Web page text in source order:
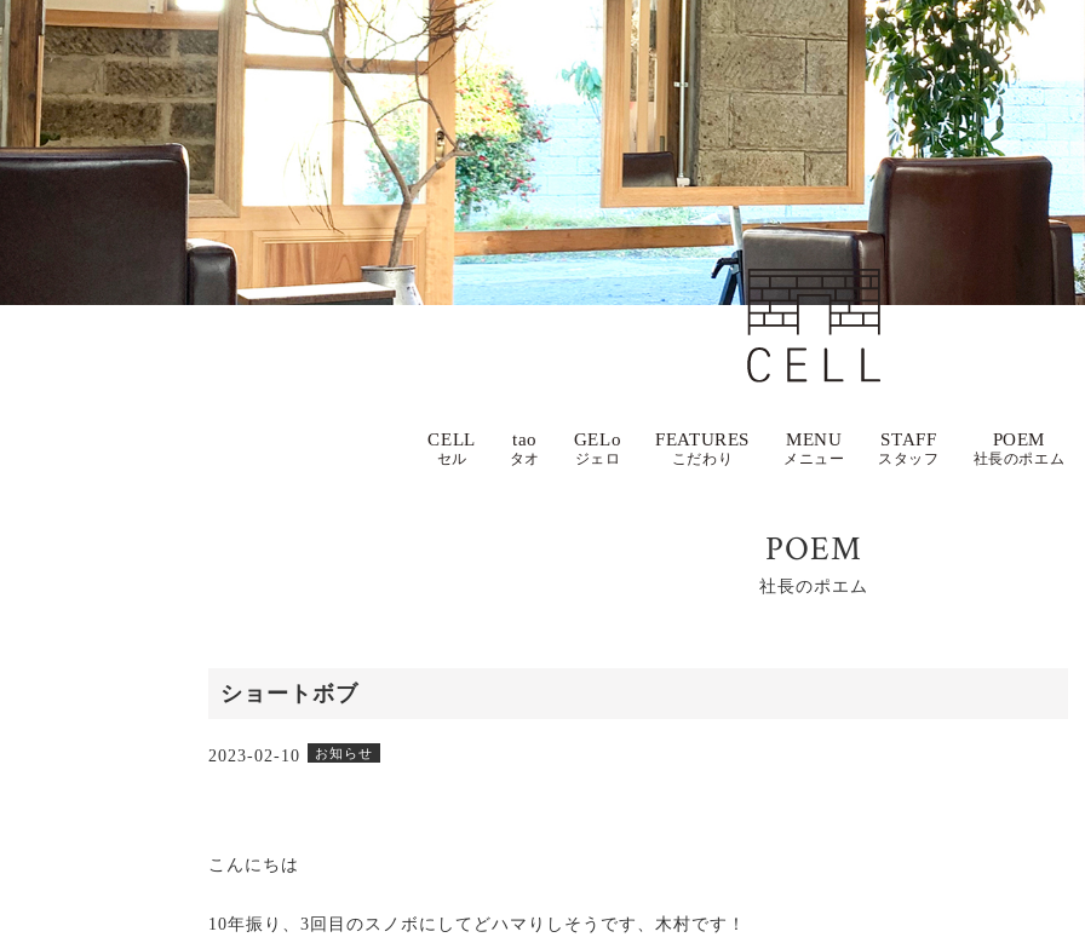
CELL
セル
tao
タオ
GELo
ジェロ
FEATURES
こだわり
MENU
メニュー
STAFF
スタッフ
POEM
社長のポエム
POEM
社長のポエム
ショートボブ
2023-02-10 お知らせ
こんにちは
10年振り、3回目のスノボにしてどハマりしそうです、木村です！